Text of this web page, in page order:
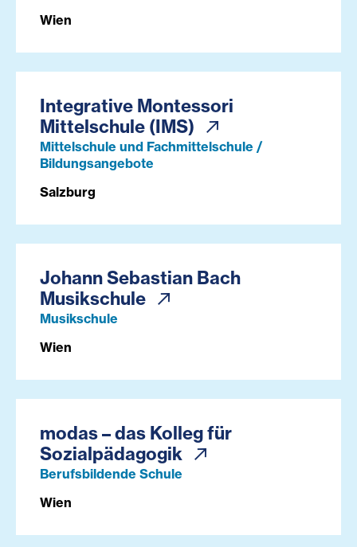
Wien
Integrative Montessori
Mittelschule (IMS)
Mittelschule und Fachmittelschule /
Bildungsangebote
Salzburg
Johann Sebastian Bach
Musikschule
Musikschule
Wien
modas – das Kolleg für
Sozialpädagogik
Berufsbildende Schule
Wien